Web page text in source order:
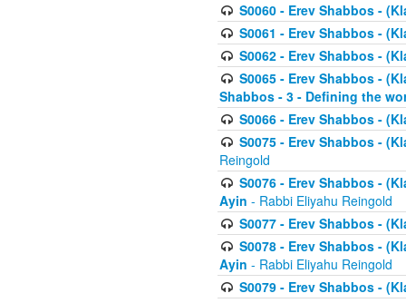
S0060 - Erev Shabbos -
S0061 - Erev Shabbos -
S0062 - Erev Shabbos -
S0065 - Erev Shabbos -
Shabbos - 3 - Defining the
S0066 - Erev Shabbos -
S0075 - Erev Shabbos -
Reingold
S0076 - Erev Shabbos -
Ayin - Rabbi Eliyahu Reingold
S0077 - Erev Shabbos -
S0078 - Erev Shabbos -
Ayin - Rabbi Eliyahu Reingold
S0079 - Erev Shabbos -